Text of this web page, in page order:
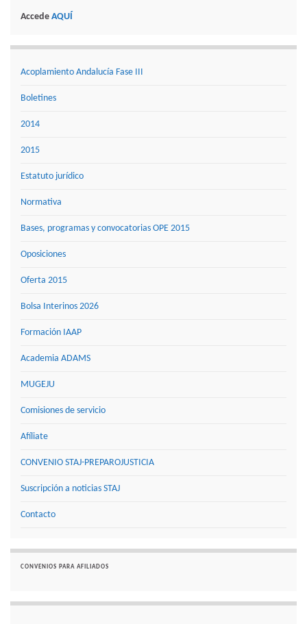
Accede AQUÍ
Acoplamiento Andalucía Fase III
Boletines
2014
2015
Estatuto jurídico
Normativa
Bases, programas y convocatorias OPE 2015
Oposiciones
Oferta 2015
Bolsa Interinos 2026
Formación IAAP
Academia ADAMS
MUGEJU
Comisiones de servicio
Afíliate
CONVENIO STAJ-PREPAROJUSTICIA
Suscripción a noticias STAJ
Contacto
CONVENIOS PARA AFILIADOS